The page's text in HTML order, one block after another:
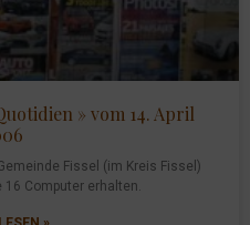
» vom 14. April
Fissel (im Kreis Fissel)
16 Computer erhalten.